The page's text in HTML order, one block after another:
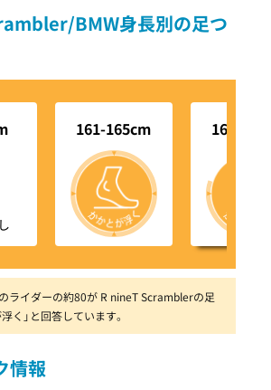
BMW身長別の足つ
161-165cm 166-
ライダーの約80が R nineT Scramblerの足
く」と回答しています。
情報